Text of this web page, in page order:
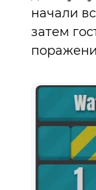
начали
затем